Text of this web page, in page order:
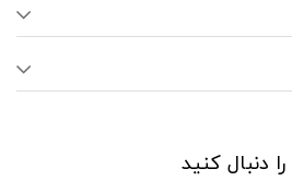
را دنبال کنید